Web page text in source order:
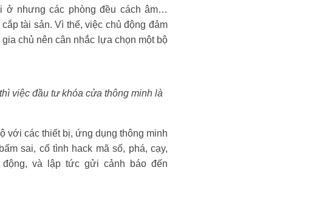
ở nhưng các phòng đều cách âm…
tài sản. Vì thế, việc chủ động đảm
chủ nên cân nhắc lựa chọn một bộ
việc đầu tư khóa cửa thông minh là
với các thiết bị, ứng dụng thông minh
sai, cố tình hack mã số, phá, cạy,
động, và lập tức gửi cảnh báo đến